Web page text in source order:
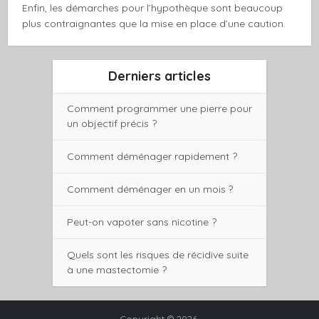
Enfin, les démarches pour l’hypothèque sont beaucoup
plus contraignantes que la mise en place d’une caution.
Derniers articles
Comment programmer une pierre pour
un objectif précis ?
Comment déménager rapidement ?
Comment déménager en un mois ?
Peut-on vapoter sans nicotine ?
Quels sont les risques de récidive suite
à une mastectomie ?